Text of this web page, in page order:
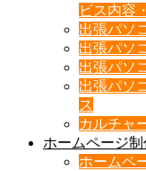
ビス内容
出張パソ
出張パソ
出張パソ
出張パソ
ス
カルチャ
ホームページ制
ホームペ